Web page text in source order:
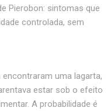
Pierobon: sintomas que
controlada, sem
uma lagarta,
estar sob o efeito
A probabilidade é